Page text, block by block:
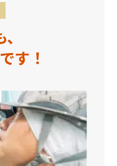
す！